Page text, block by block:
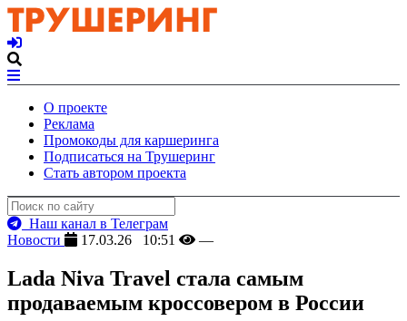
О проекте
Реклама
Промокоды для каршеринга
Подписаться на Трушеринг
Стать автором проекта
Наш канал в Телеграм
Новости
17.03.26 10:51 —
Lada Niva Travel стала самым
продаваемым кроссовером в России